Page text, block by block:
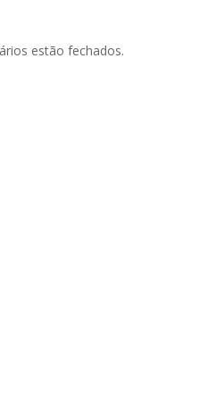
estão fechados.